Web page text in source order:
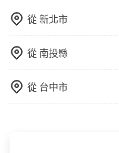
賣的現象，便有可能到
在預定時要不選擇評分
煩，有些時候直接打電
介意多花一點錢省下這
或者國際Airbnb都值得推
從新北市
從 南投縣
從 台中市